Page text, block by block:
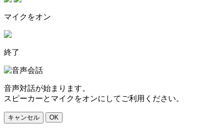
マイクをオン
終了
音声対話が始まります。
スピーカーとマイクをオンにしてご利用ください。
キャンセル OK